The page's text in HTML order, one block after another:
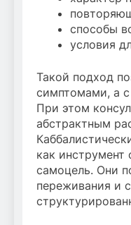
способы
условия
Такой подход
симптомами, а
При этом
абстрактным
как инструмент
самоцель. Они
переживания и